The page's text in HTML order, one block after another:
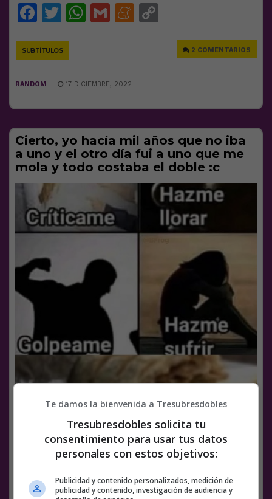
Facebook
Twitter
WhatsApp
GmailMeneame
SUBTÍTULOS 2 COMENTARIOS
RANDOM 17 DICIEMBRE, 2022
Cierto, yo hacía mil años que no iba
a uno y el otro día fui a uno que me
mola y todo costaba el doble :c
Facebook
Twitter
WhatsApp
GmailMeneame
Copy
Link
Te damos la bienvenida a Tresubresdobles
Tresubresdobles solicita tu
consentimiento para usar tus datos
personales con estos objetivos:
Publicidad y contenido personalizados, medición de
publicidad y contenido, investigación de audiencia y